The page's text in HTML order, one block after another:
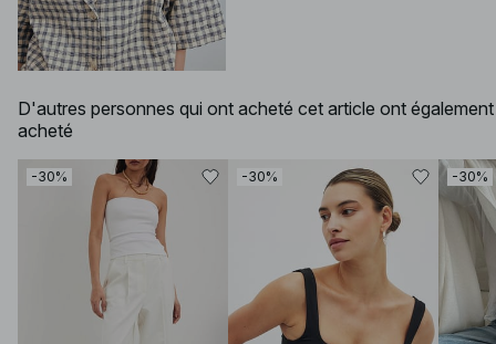
D'autres personnes qui ont acheté cet article ont également
acheté
-30% -30% -30%